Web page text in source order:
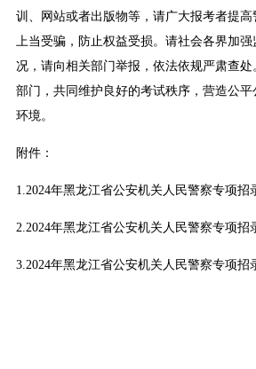
训、网站或者出版物等，请广大报考者提
上当受骗，防止权益受损。请社会各界加
况，请向相关部门举报，依法依规严肃查
部门，共同维护良好的考试秩序，营造公
环境。
附件：
1.2024年黑龙江省公安机关人民警察专项招
2.2024年黑龙江省公安机关人民警察专项招
3.2024年黑龙江省公安机关人民警察专项招